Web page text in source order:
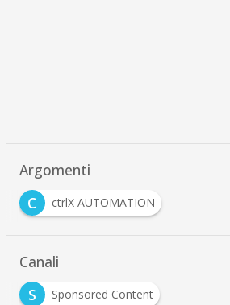
Argomenti
C
ctrlX AUTOMATION
Canali
S
Sponsored Content